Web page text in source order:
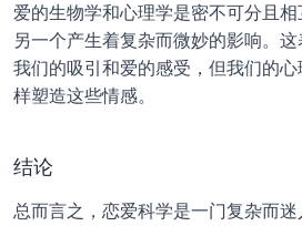
爱的生物学和心理学是密不可分且
另一个产生着复杂而微妙的影响。
我们的吸引和爱的感受，但我们的
样塑造这些情感。
结论
总而言之，恋爱科学是一门复杂而